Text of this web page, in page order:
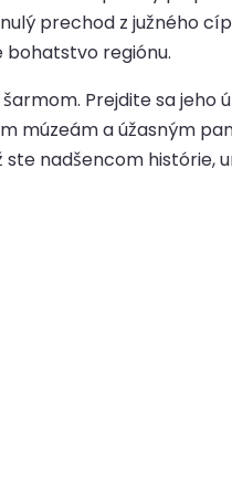
prechod z južného
bohatstvo regiónu.
Prejdite sa jeho
múzeám a úžasným
nadšencom histórie,